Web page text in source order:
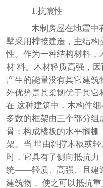
1.抗震性
木制房屋在地震中
墅采用榫接建造，主结构
性。作为一种结构材料，
材 料。木材轻质高强，
产生的能量没有其它建筑
外优势是其柔韧优于其它
在 这种建筑中，木构件
多数的框架由三个部分组
骨；构成楼板的水平搁栅
架。当 墙由斜撑木板或
时，它具有了侧向抵抗力
统——轻质、高强、且建
建筑物， 使之可以抵抗